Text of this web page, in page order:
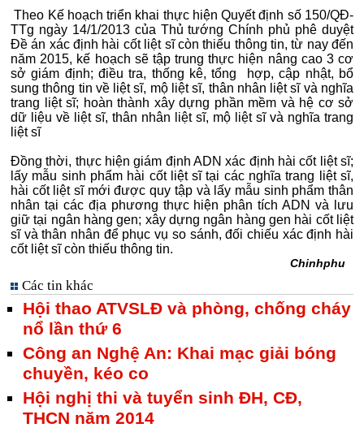
Theo Kế hoạch triển khai thực hiện Quyết định số 150/QĐ-
TTg ngày 14/1/2013 của Thủ tướng Chính phủ phê duyệt
Đề án xác định hài cốt liệt sĩ còn thiếu thông tin, từ nay đến
năm 2015, kế hoạch sẽ tập trung thực hiện nâng cao 3 cơ
sở giám định; điều tra, thống kê, tổng hợp, cập nhật, bổ
sung thông tin về liệt sĩ, mộ liệt sĩ, thân nhân liệt sĩ và nghĩa
trang liệt sĩ; hoàn thành xây dựng phần mềm và hệ cơ sở
dữ liệu về liệt sĩ, thân nhân liệt sĩ, mộ liệt sĩ và nghĩa trang
liệt sĩ
Đồng thời, thực hiện giám định ADN xác định hài cốt liệt sĩ;
lấy mẫu sinh phẩm hài cốt liệt sĩ tại các nghĩa trang liệt sĩ,
hài cốt liệt sĩ mới được quy tập và lấy mẫu sinh phẩm thân
nhân tại các địa phương thực hiện phân tích ADN và lưu
giữ tại ngân hàng gen; xây dựng ngân hàng gen hài cốt liệt
sĩ và thân nhân để phục vụ so sánh, đối chiếu xác định hài
cốt liệt sĩ còn thiếu thông tin.
Chinhphu
Các tin khác
Hội thao ATVSLĐ và phòng, chống cháy
nổ lần thứ 6
Công an Nghệ An: Khai mạc giải bóng
chuyền, kéo co
Hội nghị thi và tuyển sinh ĐH, CĐ,
THCN năm 2014